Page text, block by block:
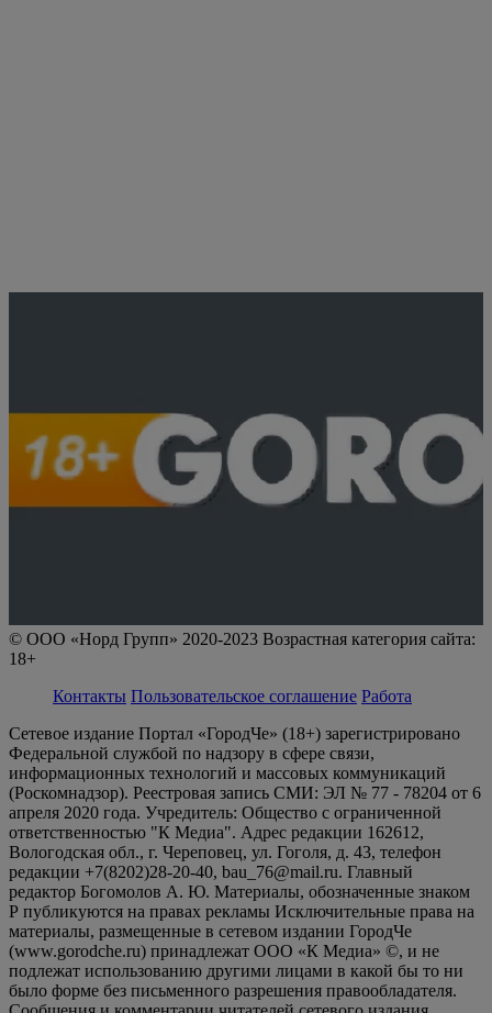
© ООО «Норд Групп» 2020-2023 Возрастная категория сайта:
18+
Контакты Пользовательское соглашение Работа
Сетевое издание Портал «ГородЧе» (18+) зарегистрировано
Федеральной службой по надзору в сфере связи,
информационных технологий и массовых коммуникаций
(Роскомнадзор). Реестровая запись СМИ: ЭЛ № 77 - 78204 от 6
апреля 2020 года. Учредитель: Общество с ограниченной
ответственностью "К Медиа". Адрес редакции 162612,
Вологодская обл., г. Череповец, ул. Гоголя, д. 43, телефон
редакции +7(8202)28-20-40, bau_76@mail.ru. Главный
редактор Богомолов А. Ю. Материалы, обозначенные знаком
Р публикуются на правах рекламы Исключительные права на
материалы, размещенные в сетевом издании ГородЧе
(www.gorodche.ru) принадлежат ООО «К Медиа» ©, и не
подлежат использованию другими лицами в какой бы то ни
было форме без письменного разрешения правообладателя.